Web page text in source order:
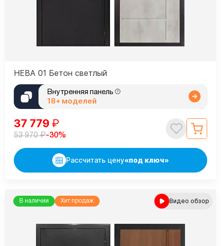
НЕВА 01 Бетон светлый
Внутренняя панель
18+ моделей
37 779 ₽
53 970₽-30%
Рассчитать цену«под ключ»
В наличии Хит продаж Видео обзор